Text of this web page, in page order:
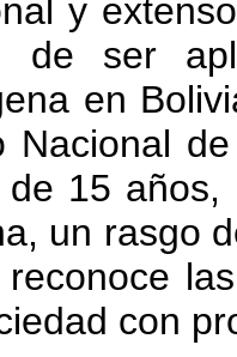
y
de ser
en
Nacional
15
un rasgo
con